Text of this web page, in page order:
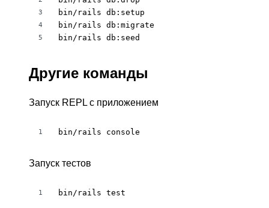
3
4
5
bin/rails db:setup
bin/rails db:migrate
bin/rails db:seed
Другие команды
Запуск REPL с приложением
1 bin/rails console
Запуск тестов
1 bin/rails test